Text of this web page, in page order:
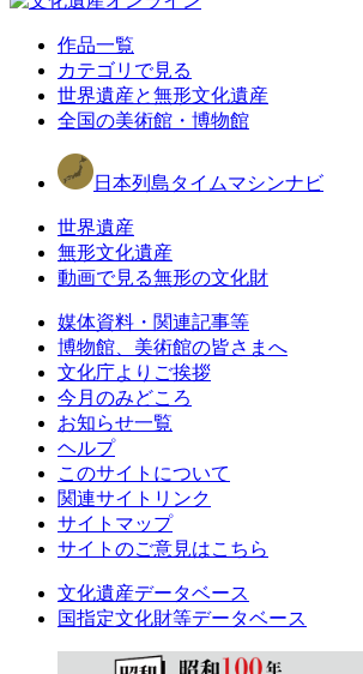
作品一覧
カテゴリで見る
世界遺産と無形文化遺産
全国の美術館・博物館
日本列島タイムマシンナビ
世界遺産
無形文化遺産
動画で見る無形の文化財
媒体資料・関連記事等
博物館、美術館の皆さまへ
文化庁よりご挨拶
今月のみどころ
お知らせ一覧
ヘルプ
このサイトについて
関連サイトリンク
サイトマップ
サイトのご意見はこちら
文化遺産データベース
国指定文化財等データベース